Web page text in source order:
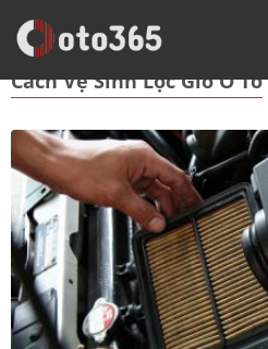
Trang Chủ Cách Vệ Sinh Lọc Gió
Cách Vệ Sinh Lọc Gió Ô Tô